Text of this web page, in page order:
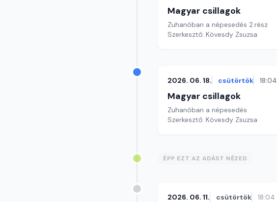
Magyar csillagok
Zuhanóban a népesedés 2.rész
Szerkesztő: Kövesdy Zsuzsa
2026. 06. 18. csütörtök 18:04
Magyar csillagok
Zuhanóban a népesedés
Szerkesztő: Kövesdy Zsuzsa
ÉPP EZT AZ ADÁST NÉZED
2026. 06. 11. csütörtök 18:04